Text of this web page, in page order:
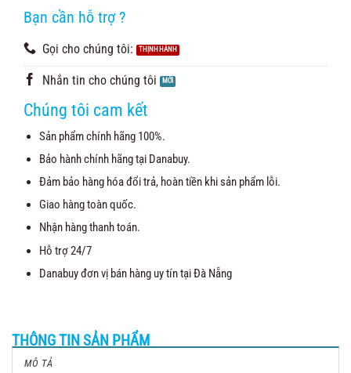
đánh giá
Bạn cần hỗ trợ ?
Gọi cho chúng tôi:
Nhắn tin cho chúng tôi
Chúng tôi cam kết
Sản phẩm chính hãng 100%.
Bảo hành chính hãng tại Danabuy.
Đảm bảo hàng hóa đổi trả, hoàn tiền khi sản phẩm lỗi.
Giao hàng toàn quốc.
Nhận hàng thanh toán.
Hỗ trợ 24/7
Danabuy đơn vị bán hàng uy tín tại Đà Nẵng
THÔNG TIN SẢN PHẨM
MÔ TẢ